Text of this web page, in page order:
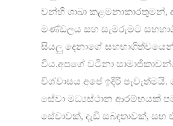
වන්හි ශාඛා කළමනාකාරතුමන්,
මණ්ඩලය සහ සැමරුමට
සියලු දෙනාගේ
විය.අපගේ වටිනා
විශ්වාසය අපේ ඉදිරි
සේවා මධ්‍යස්ථාන ආරම්භයක්
සේවාවක්, දැඩි සබඳතාවක්,